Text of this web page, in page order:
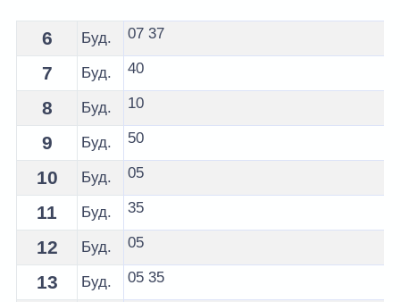
Расписание 6 автобуса Молодечно - остановка
6 Буд. 07 37
7 Буд. 40
8 Буд. 10
9 Буд. 50
10 Буд. 05
11 Буд. 35
12 Буд. 05
13 Буд. 05 35